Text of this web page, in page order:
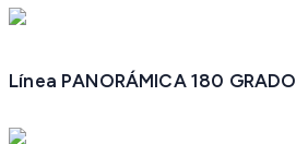
Línea PANORÁMICA 180